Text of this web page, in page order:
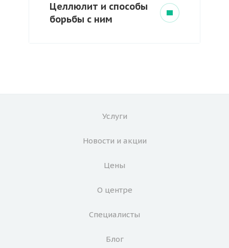
Целлюлит и способы
борьбы с ним
Услуги
Новости и акции
Цены
О центре
Специалисты
Блог